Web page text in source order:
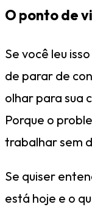
O ponto de
Se você leu
de parar de
olhar para sua
Porque o
trabalhar sem
Se quiser
está hoje e o